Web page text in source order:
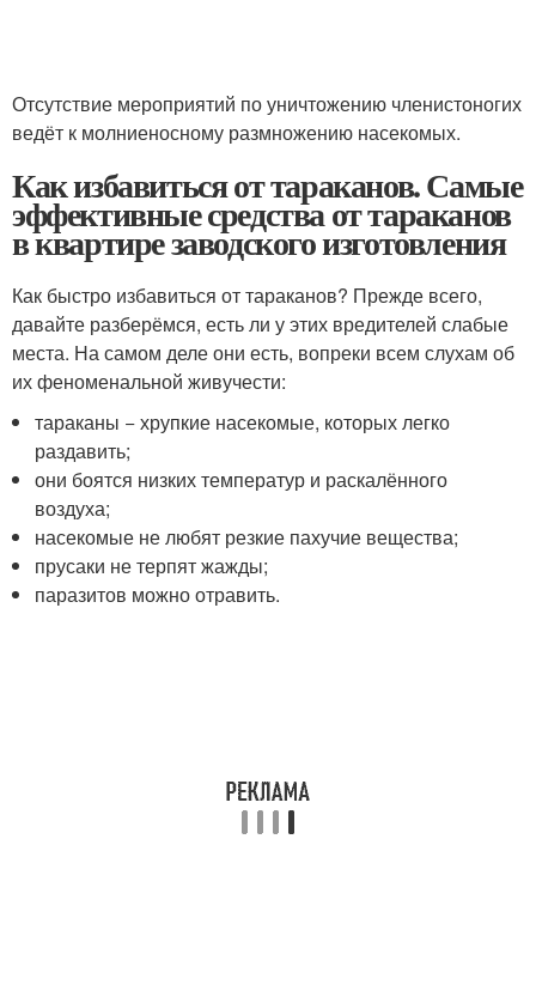
Отсутствие мероприятий по уничтожению членистоногих
ведёт к молниеносному размножению насекомых.
Как избавиться от тараканов. Самые
эффективные средства от тараканов
в квартире заводского изготовления
Как быстро избавиться от тараканов? Прежде всего,
давайте разберёмся, есть ли у этих вредителей слабые
места. На самом деле они есть, вопреки всем слухам об
их феноменальной живучести:
тараканы − хрупкие насекомые, которых легко
раздавить;
они боятся низких температур и раскалённого
воздуха;
насекомые не любят резкие пахучие вещества;
прусаки не терпят жажды;
паразитов можно отравить.